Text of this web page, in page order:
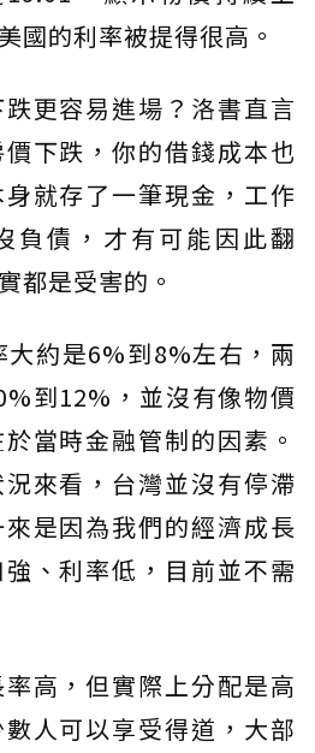
國的利率被提得很高。
更容易進場？洛書直言
下跌，你的借錢成本也
就存了一筆現金，工作
負債，才有可能因此翻
都是受害的。
大約是6%到8%左右，兩
到12%，並沒有像物價
當時金融管制的因素。
來看，台灣並沒有停滯
是因為我們的經濟成長
、利率低，目前並不需
高，但實際上分配是高
人可以享受得道，大部